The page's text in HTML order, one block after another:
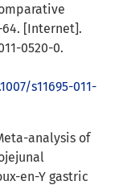
[Internet].
0520-0.
s11695-011-
analysis of
en-Y gastric